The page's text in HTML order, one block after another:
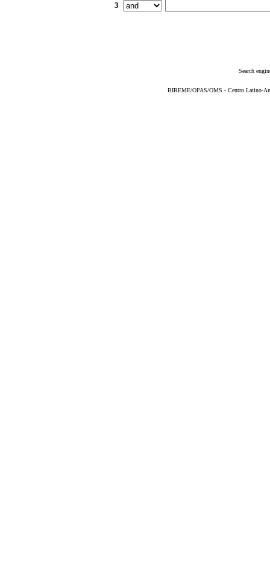
3
Search
BIREME/OPAS/OMS - Centro Latino-